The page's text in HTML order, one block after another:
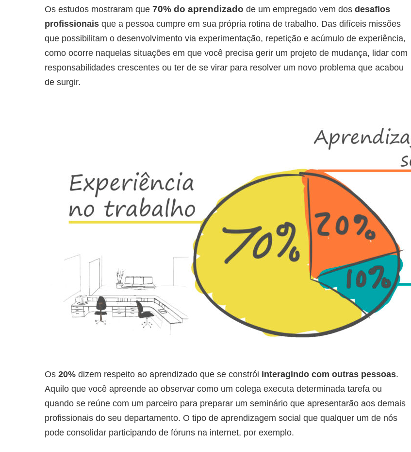
Os estudos mostraram que 70% do aprendizado de um empregado vem dos desafios
profissionais que a pessoa cumpre em sua própria rotina de trabalho. Das difíceis missões
que possibilitam o desenvolvimento via experimentação, repetição e acúmulo de experiência,
como ocorre naquelas situações em que você precisa gerir um projeto de mudança, lidar com
responsabilidades crescentes ou ter de se virar para resolver um novo problema que acabou
de surgir.
Os 20% dizem respeito ao aprendizado que se constrói interagindo com outras pessoas.
Aquilo que você apreende ao observar como um colega executa determinada tarefa ou
quando se reúne com um parceiro para preparar um seminário que apresentarão aos demais
profissionais do seu departamento. O tipo de aprendizagem social que qualquer um de nós
pode consolidar participando de fóruns na internet, por exemplo.